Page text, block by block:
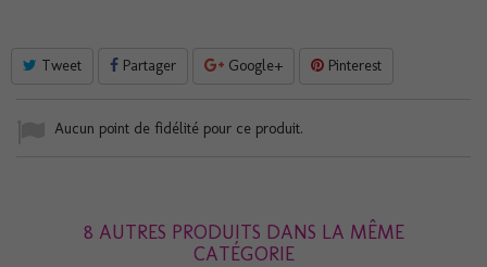
Tweet Partager Google+ Pinterest
Aucun point de fidélité pour ce produit.
8 AUTRES PRODUITS DANS LA MÊME
CATÉGORIE